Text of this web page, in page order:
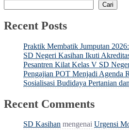
Cari
Recent Posts
Praktik Membatik Jumputan
SD Negeri Kasihan Ikuti
Pesantren Kilat Kelas V SD
Pengajian POT Menjadi Agenda
Sosialisasi Budidaya Pertanian
Recent Comments
SD Kasihan mengenai Urgensi